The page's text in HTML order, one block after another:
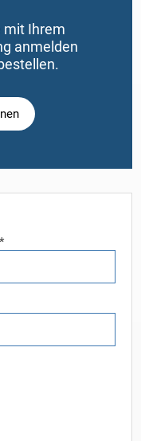
mit Ihrem
anmelden
*